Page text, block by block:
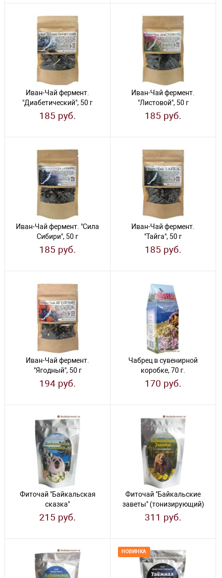
Иван-Чай фермент.
"Диабетический", 50 г
185 руб.
Иван-Чай фермент.
"Листовой", 50 г
185 руб.
Иван-Чай фермент. "Сила
Сибири", 50 г
185 руб.
Иван-Чай фермент.
"Тайга", 50 г
185 руб.
Иван-Чай фермент.
"Ягодный", 50 г
194 руб.
Чабрец в сувенирной
коробке, 70 г.
170 руб.
Фиточай "Байкальская
сказка"
(общеукрепляющий)
215 руб.
Фиточай "Байкальские
заветы" (тонизирующий)
311 руб.
НОВИНКА